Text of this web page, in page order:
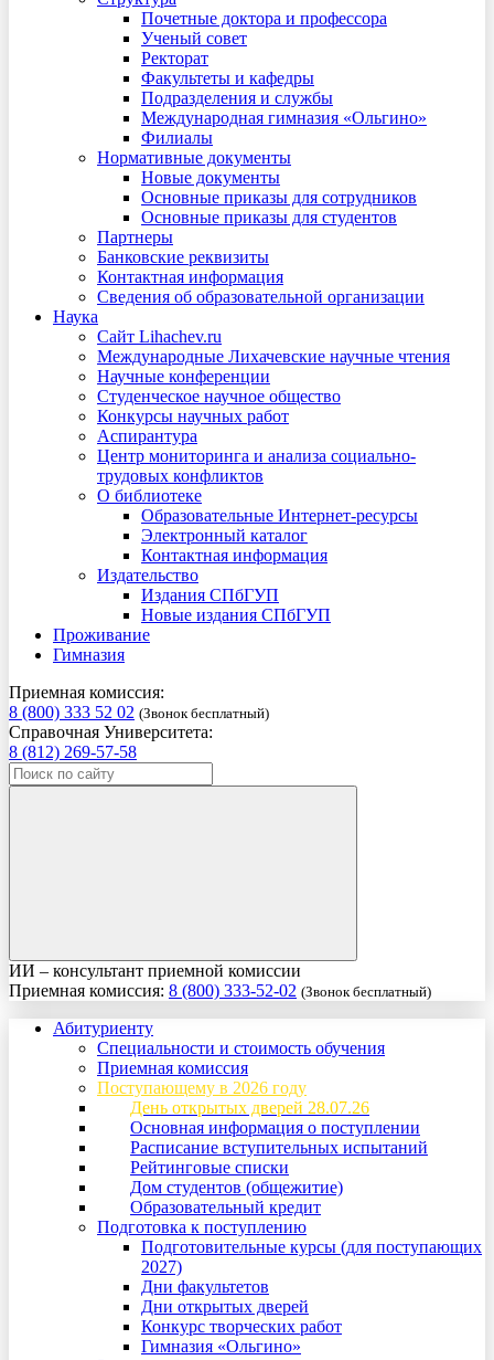
Почетные доктора и профессора
Ученый совет
Ректорат
Факультеты и кафедры
Подразделения и службы
Международная гимназия «Ольгино»
Филиалы
Нормативные документы
Новые документы
Основные приказы для сотрудников
Основные приказы для студентов
Партнеры
Банковские реквизиты
Контактная информация
Сведения об образовательной организации
Наука
Сайт Lihachev.ru
Международные Лихачевские научные чтения
Научные конференции
Студенческое научное общество
Конкурсы научных работ
Аспирантура
Центр мониторинга и анализа социально-
трудовых конфликтов
О библиотеке
Образовательные Интернет-ресурсы
Электронный каталог
Контактная информация
Издательство
Издания СПбГУП
Новые издания СПбГУП
Проживание
Гимназия
Приемная комиссия:
8 (800) 333 52 02 (Звонок бесплатный)
Справочная Университета:
8 (812) 269-57-58
ИИ – консультант приемной комиссии
Приемная комиссия: 8 (800) 333-52-02 (Звонок бесплатный)
Абитуриенту
Специальности и стоимость обучения
Приемная комиссия
Поступающему в 2026 году
День открытых дверей 28.07.26
Основная информация о поступлении
Расписание вступительных испытаний
Рейтинговые списки
Дом студентов (общежитие)
Образовательный кредит
Подготовка к поступлению
Подготовительные курсы (для поступающих
2027)
Дни факультетов
Дни открытых дверей
Конкурс творческих работ
Гимназия «Ольгино»